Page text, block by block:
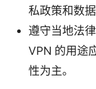
私政策和数据
遵守当地法
VPN 的用途
性为主。